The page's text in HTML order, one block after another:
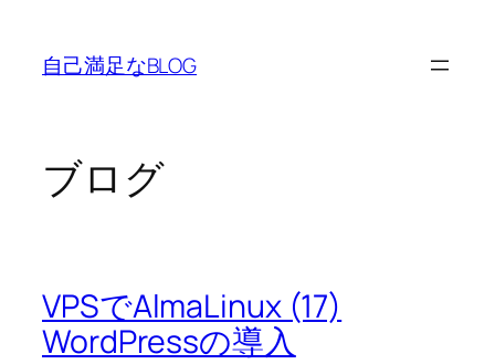
自己満足なBLOG
ブログ
VPSでAlmaLinux (17)
WordPressの導入